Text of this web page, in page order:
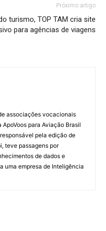
Próximo artigo
turismo, TOP TAM cria site
para agências de viagens
associações vocacionais
para Aviação Brasil
pela edição de
teve passagens por
de dados e
uma empresa de Inteligência